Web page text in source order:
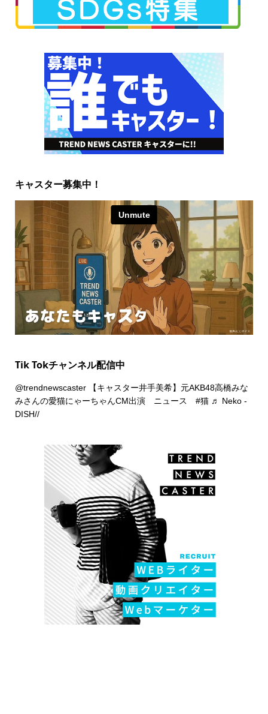
キャスター募集中！
Tik Tokチャンネル配信中
@trendnewscaster【キャスター井手美希】元AKB48高橋みな
みさんの愛猫にゃーちゃんCM出演 ニュース #猫 ♬ Neko -
DISH//